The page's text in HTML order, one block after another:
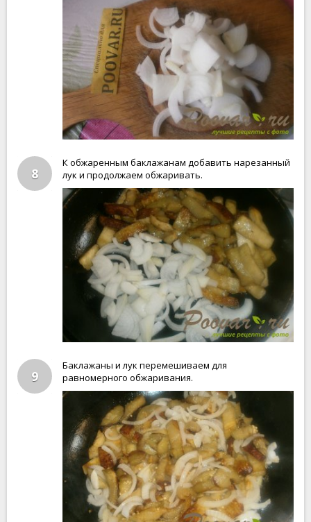
8
К обжаренным баклажанам добавить нарезанный
лук и продолжаем обжаривать.
9
Баклажаны и лук перемешиваем для
равномерного обжаривания.